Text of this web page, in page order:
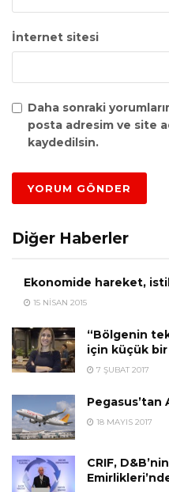
İnternet sitesi
Daha sonraki
posta adresim ve site
kaydedilsin.
Diğer Haberler
Ekonomide hareket,
15 NISAN 2015
“Bölgenin
için küçük
7 ŞUBAT 2017
Pegasus’tan
18 MAYIS 2017
CRIF,